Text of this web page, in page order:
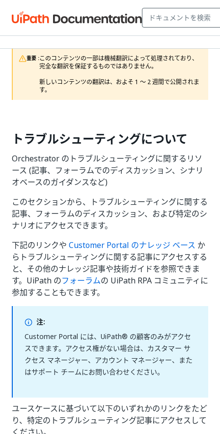
重要 :このコンテンツの一部は機械翻訳によって処理されており、
完全な翻訳を保証するものではありません。
新しいコンテンツの翻訳は、およそ 1 ～ 2 週間で公開されま
す。
トラブルシューティングについて
Orchestrator のトラブルシューティングに関するリソ
ース (記事、フォーラムでのディスカッション、シナリ
オベースのガイダンスなど)
このセクションから、トラブルシューティングに関する
記事、フォーラムのディスカッション、および特定のシ
ナリオにアクセスできます。
下記のリンクや Customer Portal のナレッジ ベース か
らトラブルシューティングに関する記事にアクセスする
と、その他のナレッジ記事や技術ガイドを参照できま
す。UiPath のフォーラムの UiPath RPA コミュニティに
参加することもできます。
注:
Customer Portal には、UiPath® の顧客のみがアクセ
スできます。アクセス権がない場合は、カスタマー サ
クセス マネージャー、アカウント マネージャー、また
はサポート チームにお問い合わせください。
ユースケースに基づいて以下のいずれかのリンクをたど
り、特定のトラブルシューティング記事にアクセスして